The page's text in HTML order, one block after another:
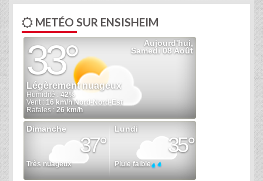
METÉO SUR ENSISHEIM